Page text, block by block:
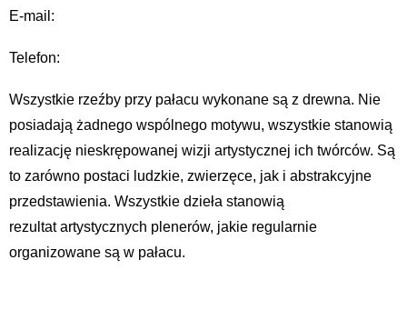
E-mail:
Telefon:
Wszystkie rzeźby przy pałacu wykonane są z drewna. Nie
posiadają żadnego wspólnego motywu, wszystkie stanowią
realizację nieskrępowanej wizji artystycznej ich twórców. Są
to zarówno postaci ludzkie, zwierzęce, jak i abstrakcyjne
przedstawienia. Wszystkie dzieła stanowią
rezultat artystycznych plenerów, jakie regularnie
organizowane są w pałacu.